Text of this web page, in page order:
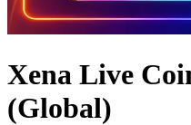
Xena Live
(Global)